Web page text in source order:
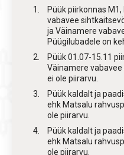
Püük piirkonnas
vabavee
ja Väinamere
Püügilubadele on
Püük 01.07-15.11
Väinamere vabavee
ei ole piirarvu.
Püük kaldalt ja
ehk Matsalu
ole piirarvu.
Püük kaldalt ja
ehk Matsalu
ole piirarvu.